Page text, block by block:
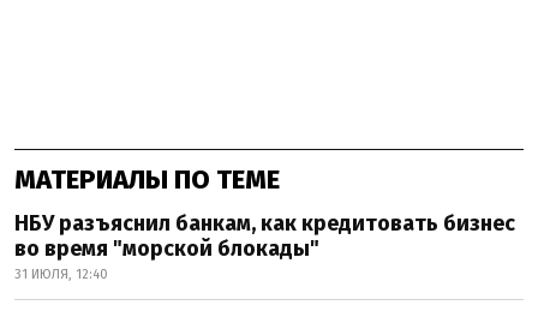
МАТЕРИАЛЫ ПО ТЕМЕ
НБУ разъяснил банкам, как кредитовать бизнес
во время "морской блокады"
31 ИЮЛЯ, 12:40